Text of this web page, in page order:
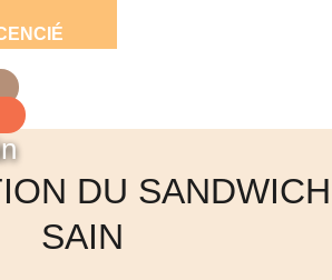
DU SANDWICH
SAIN